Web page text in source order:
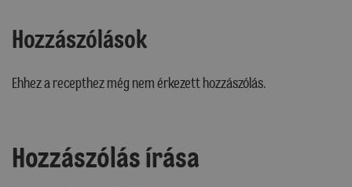
Hozzászólások
Ehhez a recepthez még nem érkezett hozzászólás.
Hozzászólás írása